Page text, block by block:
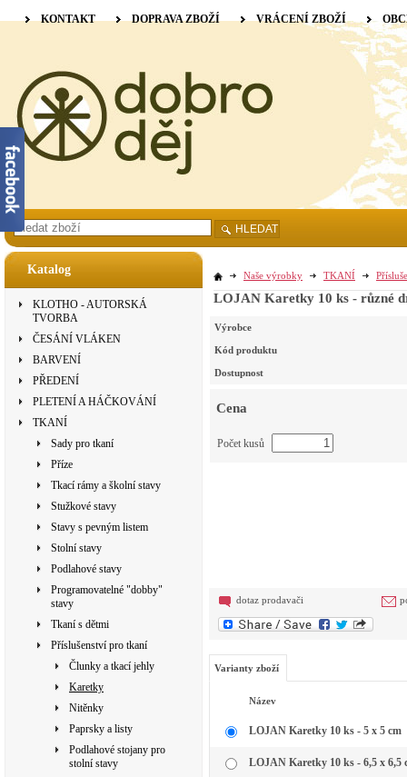
Katalog
KLOTHO - AUTORSKÁ
TVORBA
ČESÁNÍ VLÁKEN
BARVENÍ
PŘEDENÍ
PLETENÍ A HÁČKOVÁNÍ
TKANÍ
Sady pro tkaní
Příze
Tkací rámy a školní stavy
Stužkové stavy
Stavy s pevným listem
Stolní stavy
Podlahové stavy
Programovatelné "dobby"
stavy
Tkaní s dětmi
Příslušenství pro tkaní
Člunky a tkací jehly
Karetky
Nitěnky
Paprsky a listy
Podlahové stojany pro
stolní stavy
Naše výrobky TKANÍ
LOJAN Karetky 10 ks - různé
Výrobce
Kód produktu
Dostupnost
Cena
Počet kusů
dotaz prodavači
Varianty zboží
Název
LOJAN Karetky 10 ks - 5 x 5 cm
LOJAN Karetky 10 ks - 6,5 x 6,5
KONTAKT DOPRAVA ZBOŽÍ VRÁCENÍ ZBOŽÍ
HLEDAT